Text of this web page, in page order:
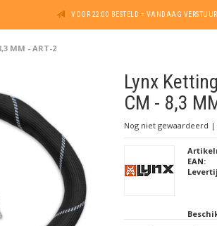
VOOR 22:00 BESTELD = VANDAAG
MM - ART-2
Lynx
CM - 8,3
Nog niet gewaardeerd |
EAN: